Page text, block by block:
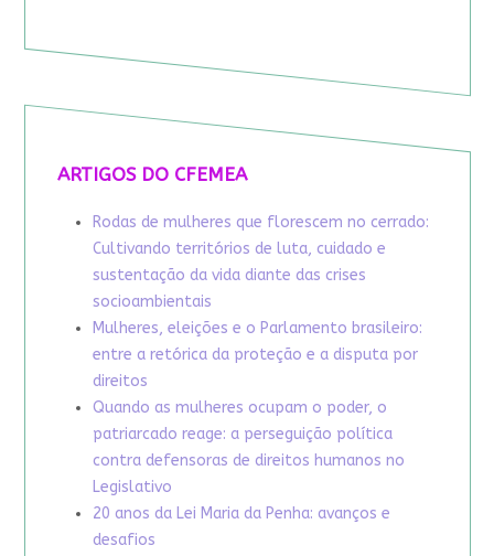
ARTIGOS DO CFEMEA
Rodas de mulheres que florescem no cerrado:
Cultivando territórios de luta, cuidado e
sustentação da vida diante das crises
socioambientais
Mulheres, eleições e o Parlamento brasileiro:
entre a retórica da proteção e a disputa por
direitos
Quando as mulheres ocupam o poder, o
patriarcado reage: a perseguição política
contra defensoras de direitos humanos no
Legislativo
20 anos da Lei Maria da Penha: avanços e
desafios